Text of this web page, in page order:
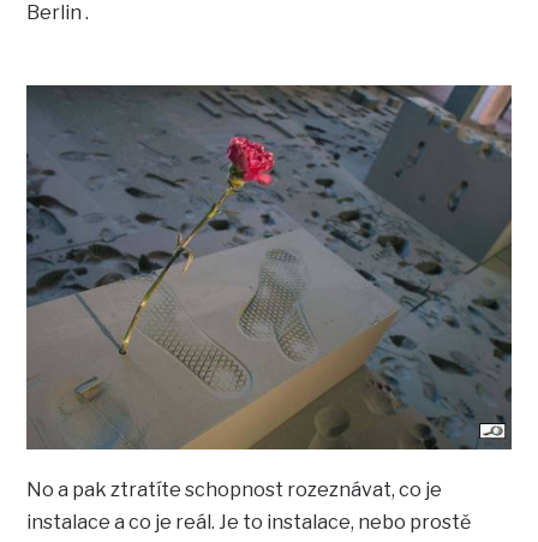
Berlin .
No a pak ztratíte schopnost rozeznávat, co je
instalace a co je reál. Je to instalace, nebo prostě